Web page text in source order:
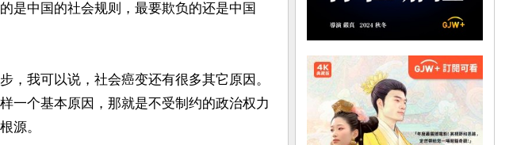
是中国的社会规则，最要欺负的还是中国
，我可以说，社会癌变还有很多其它原因。
一个基本原因，那就是不受制约的政治权力
源。